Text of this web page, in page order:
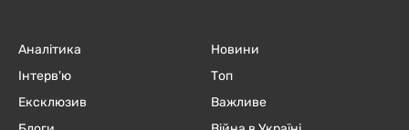
Аналітика
Інтерв'ю
Ексклюзив
Новини
Топ
Важливе